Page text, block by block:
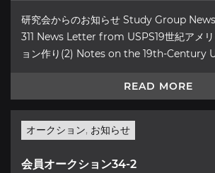
研究会からのお知らせ Study Group
311 News Letter from USPS19世紀アメ
ョン作り(2) Notes on the 19th-Century
READ MORE
オークション, お知らせ
会員オークション34-2